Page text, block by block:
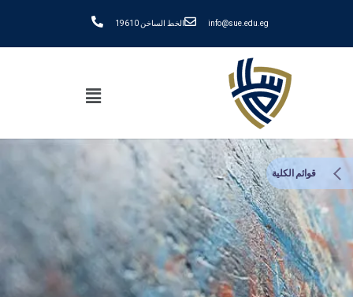
info@sue.edu.eg الخط الساخن 19610
قوائم الكلية